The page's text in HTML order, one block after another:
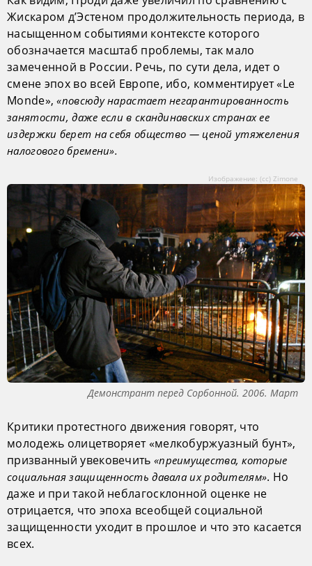
Жискаром д’Эстеном продолжительность периода, в
насыщенном событиями контексте которого
обозначается масштаб проблемы, так мало
замеченной в России. Речь, по сути дела, идет о
смене эпох во всей Европе, ибо, комментирует «Le
Monde»,«повсюду нарастает негарантированность
занятости, даже если в скандинавских странах ее
издержки берет на себя общество — ценой утяжеления
налогового бремени».
Изображение: (сс) Zimone
Демонстрант перед Сорбонной. 2006. Март
Критики протестного движения говорят, что
молодежь олицетворяет «мелкобуржуазный бунт»,
призванный увековечить «преимущества, которые
социальная защищенность давала их родителям». Но
даже и при такой неблагосклонной оценке не
отрицается, что эпоха всеобщей социальной
защищенности уходит в прошлое и что это касается
всех.